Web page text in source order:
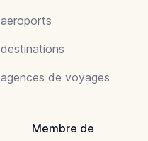
aeroports
destinations
agences de voyages
Membre de